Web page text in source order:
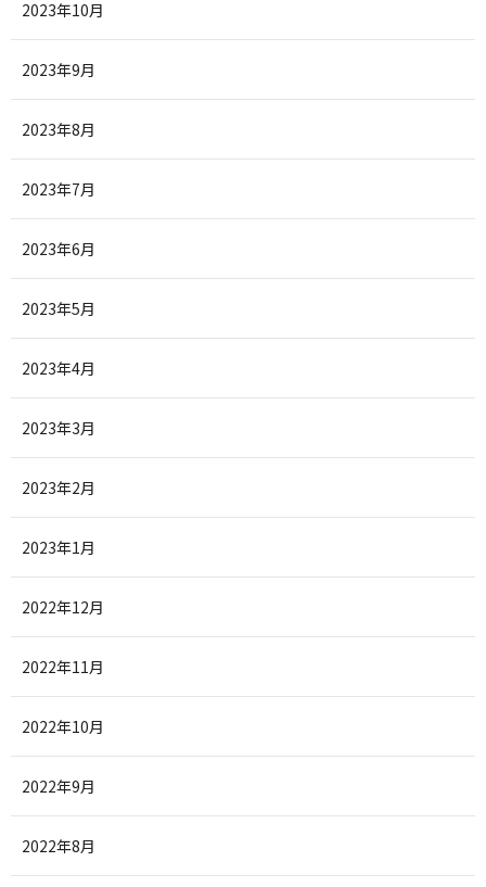
2023年10月
2023年9月
2023年8月
2023年7月
2023年6月
2023年5月
2023年4月
2023年3月
2023年2月
2023年1月
2022年12月
2022年11月
2022年10月
2022年9月
2022年8月